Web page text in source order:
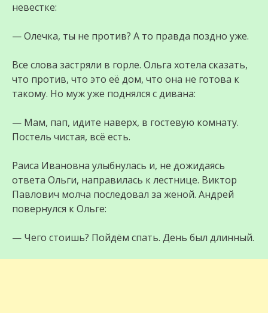
невестке:
— Олечка, ты не против? А то правда поздно уже.
Все слова застряли в горле. Ольга хотела сказать,
что против, что это её дом, что она не готова к
такому. Но муж уже поднялся с дивана:
— Мам, пап, идите наверх, в гостевую комнату.
Постель чистая, всё есть.
Раиса Ивановна улыбнулась и, не дожидаясь
ответа Ольги, направилась к лестнице. Виктор
Павлович молча последовал за женой. Андрей
повернулся к Ольге:
— Чего стоишь? Пойдём спать. День был длинный.